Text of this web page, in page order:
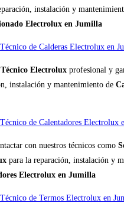
instalación y
Electrolux en Jumilla
de Calderas Electrolux en
Electrolux profesional y
instalación y mantenimiento de
de Calentadores Electrolux
con nuestros técnicos como
para la reparación, instalación y
Electrolux en Jumilla
de Termos Electrolux en